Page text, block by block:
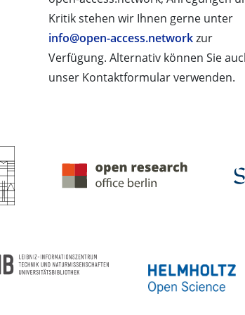
Kritik stehen wir Ihnen gerne unter
info@open-access.networkzur
Verfügung. Alternativ können Sie
unser Kontaktformular verwenden.